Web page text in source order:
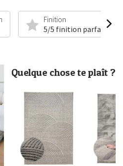
Finition
5/5 finition parfaite
Quelque chose te plaît ?